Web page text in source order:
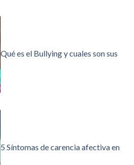
Qué es el Bullying y cuales son sus
5 Síntomas de carencia afectiva en